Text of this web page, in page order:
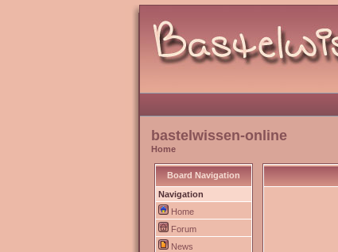
bastelwissen-online
Home
Board Navigation
Navigation
Home
Forum
News